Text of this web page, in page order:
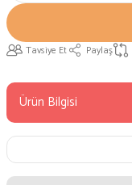
Tavsiye Et Paylaş
Ürün Bilgisi